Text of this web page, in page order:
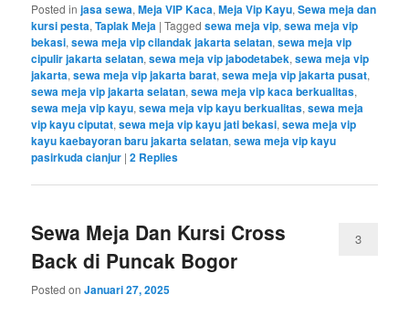
Posted in jasa sewa,Meja VIP Kaca,Meja Vip Kayu,Sewa meja dan
kursi pesta,Taplak Meja |Tagged sewa meja vip,sewa meja vip
bekasi,sewa meja vip cilandak jakarta selatan,sewa meja vip
cipulir jakarta selatan,sewa meja vip jabodetabek,sewa meja vip
jakarta,sewa meja vip jakarta barat,sewa meja vip jakarta pusat,
sewa meja vip jakarta selatan,sewa meja vip kaca berkualitas,
sewa meja vip kayu,sewa meja vip kayu berkualitas,sewa meja
vip kayu ciputat,sewa meja vip kayu jati bekasi,sewa meja vip
kayu kaebayoran baru jakarta selatan,sewa meja vip kayu
pasirkuda cianjur |2 Replies
Sewa Meja Dan Kursi Cross
Back di Puncak Bogor
Posted onJanuari 27, 2025
3